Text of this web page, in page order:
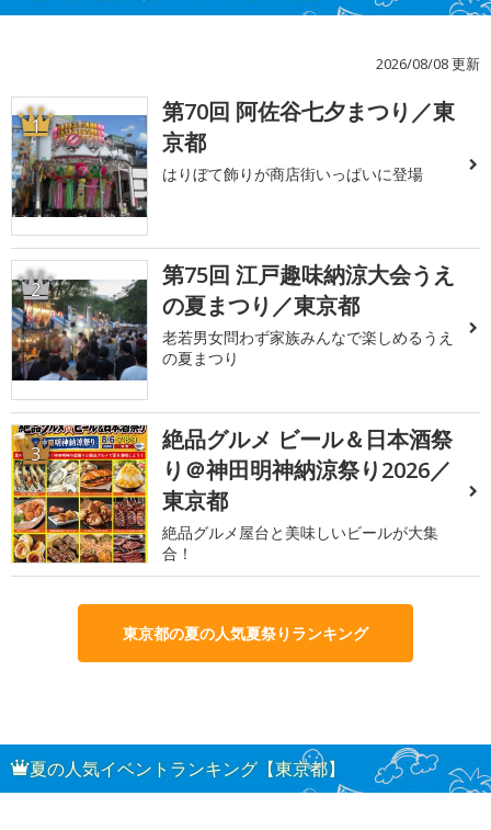
2026/08/08 更新
1
第70回 阿佐谷七夕まつり／東
京都
はりぼて飾りが商店街いっぱいに登場
2
第75回 江戸趣味納涼大会うえ
の夏まつり／東京都
老若男女問わず家族みんなで楽しめるうえ
の夏まつり
3
絶品グルメ ビール＆日本酒祭
り＠神田明神納涼祭り2026／
東京都
絶品グルメ屋台と美味しいビールが大集
合！
東京都の夏の人気夏祭りランキング
夏の人気イベントランキング【東京都】